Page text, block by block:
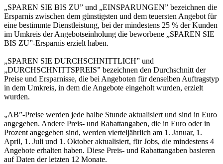
„SPAREN SIE BIS ZU” und „EINSPARUNGEN” bezeichnen die
Ersparnis zwischen dem günstigsten und dem teuersten Angebot für
eine bestimmte Dienstleistung, bei der mindestens 25 % der Kunden
im Umkreis der Angebotseinholung die beworbene „SPAREN SIE
BIS ZU”-Ersparnis erzielt haben.
„SPAREN SIE DURCHSCHNITTLICH” und
„DURCHSCHNITTSPREIS” bezeichnen den Durchschnitt der
Preise und Ersparnisse, die bei Angeboten für denselben Auftragstyp
in dem Umkreis, in dem die Angebote eingeholt wurden, erzielt
wurden.
„AB”-Preise werden jede halbe Stunde aktualisiert und sind in Euro
angegeben. Andere Preis- und Rabattangaben, die in Euro oder in
Prozent angegeben sind, werden vierteljährlich am 1. Januar, 1.
April, 1. Juli und 1. Oktober aktualisiert, für Jobs, die mindestens 4
Angebote erhalten haben. Diese Preis- und Rabattangaben basieren
auf Daten der letzten 12 Monate.